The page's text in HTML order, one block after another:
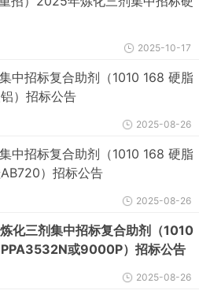
2025-10-17
中招标复合助剂（1010 168 硬脂
）招标公告
2025-08-26
中招标复合助剂（1010 168 硬脂
）招标公告
2025-08-26
化三剂集中招标复合助剂（1010
或9000P）招标公告
2025-08-26